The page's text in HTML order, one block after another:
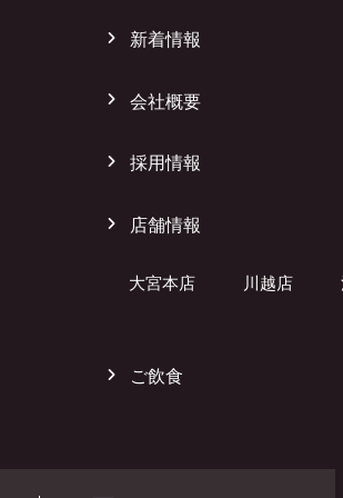
新着情報
会社概要
採用情報
店舗情報
大宮本店 川越店
ご飲食